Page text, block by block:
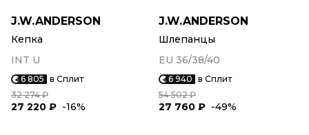
J.W.ANDERSON
Кепка
INT U
6 805 в Сплит
32 274 ₽
27 220 ₽ -16%
J.W.ANDERSON
Шлепанцы
EU 36/38/40
6 940 в Сплит
54 502 ₽
27 760 ₽ -49%